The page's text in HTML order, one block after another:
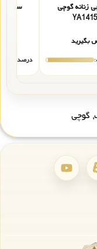
زنانه گوچی
بگیرید
ساعت
درصد
, گوچی